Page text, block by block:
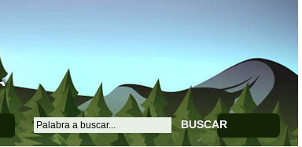
BUSCAR